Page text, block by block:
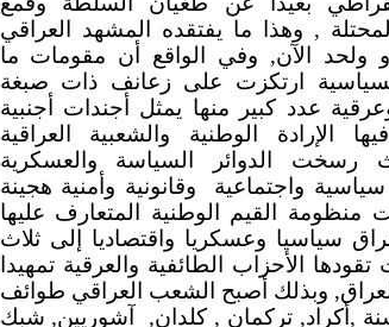
, وهذا ما يفتقده المشهد العراقي
ولحد الآن, وفي الواقع أن مقومات ما
ارتكزت على زعانف ذات صبغة
عدد كبير منها يمثل أجندات أجنبية
الإرادة الوطنية والشعبية العراقية
رسخت الدوائر السياسة والعسكرية
سياسية واجتماعية
وقانونية وأمنية هجينة
منظومة القيم الوطنية المتعارف عليها
سياسيا وعسكريا واقتصاديا إلى ثلاث
الأحزاب الطائفية والعرقية تمهيدا
وبذلك أصبح الشعب العراقي طوائف
,أكراد, تركمان , كلدان,
آشوريين, شبك